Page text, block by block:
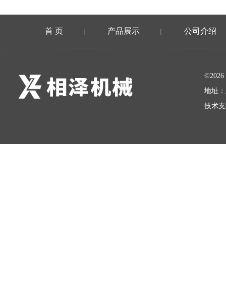
首 页 | 产品展示 | 公司介绍
地址
技术